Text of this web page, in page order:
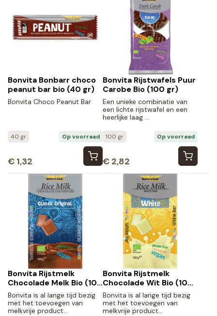
Bonvita Bonbarr choco
peanut bar bio (40 gr)
Bonvita Choco Peanut Bar
40 gr Op voorraad
€ 1,32
Bonvita Rijstwafels Puur
Carobe Bio (100 gr)
Een unieke combinatie van
een lichte rijstwafel en een
heerlijke laag …
100 gr Op voorraad
€ 2,82
Bonvita Rijstmelk
Chocolade Melk Bio (100
gr)
Bonvita is al lange tijd bezig
met het toevoegen van
melkvrije product…
Bonvita Rijstmelk
Chocolade Wit Bio (100
gr)
Bonvita is al lange tijd bezig
met het toevoegen van
melkvrije product…